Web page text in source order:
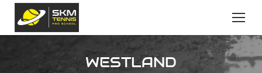
WESTLAND